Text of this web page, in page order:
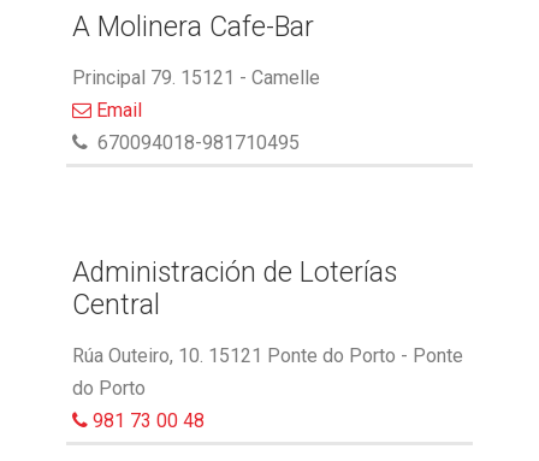
A Molinera Cafe-Bar
Principal 79. 15121 - Camelle
Email
670094018-981710495
Administración de Loterías
Central
Rúa Outeiro, 10. 15121 Ponte do Porto - Ponte
do Porto
981 73 00 48